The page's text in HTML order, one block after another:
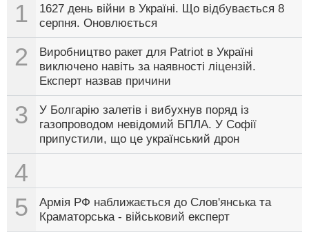
1
1627 день війни в Україні. Що відбувається 8
серпня. Оновлюється
2
Виробництво ракет для Patriot в Україні
виключено навіть за наявності ліцензій.
Експерт назвав причини
3
У Болгарію залетів і вибухнув поряд із
газопроводом невідомий БПЛА. У Софії
припустили, що це український дрон
4
5
Армія РФ наближається до Слов'янська та
Краматорська - військовий експерт